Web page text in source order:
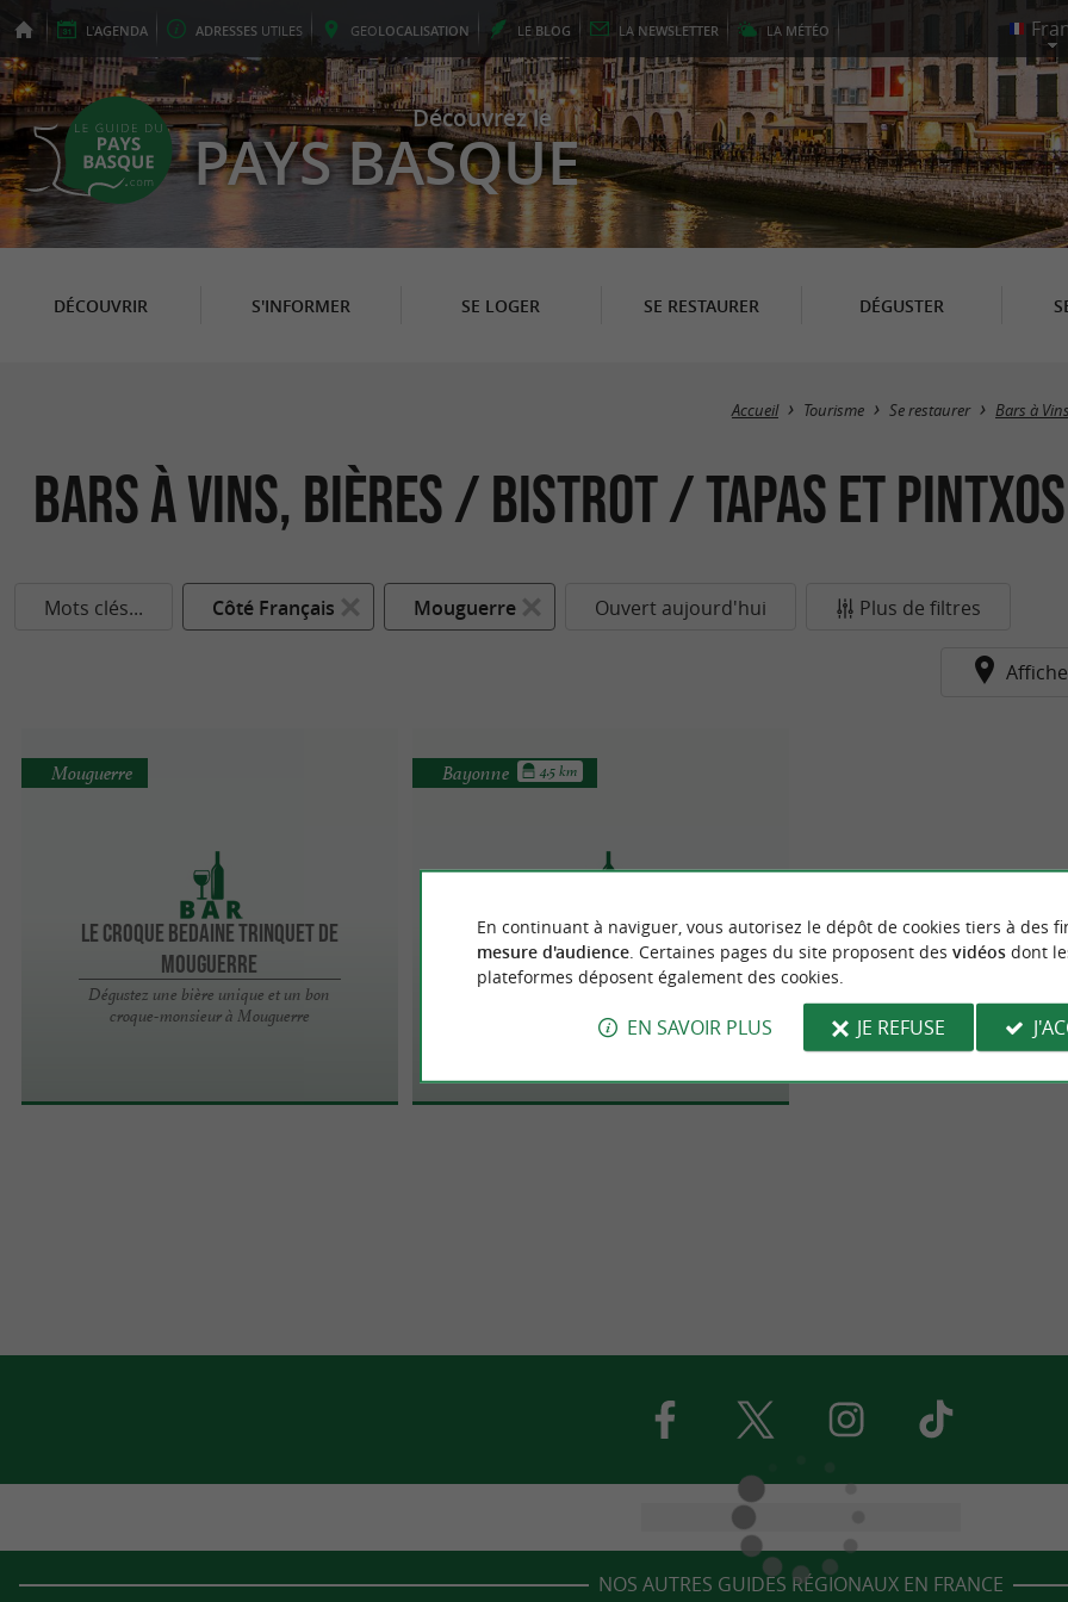
L'AGENDA ADRESSES UTILES GEOLOCALISATION LE BLOG LA NEWSLETTER LA MÉTÉO
Découvrez le
PAYS BASQUE
DÉCOUVRIR S'INFORMER SE LOGER SE RESTAURER DÉGUSTER
Accueil Tourisme Se restaurer Bars à
Bars à Vins, Bières / Bistrot / Tapas et
Mots clés... Côté Français Mouguerre Ouvert aujourd'hui Plus de filtres
Le Croque Bedaine Trinquet de
Mouguerre
Dégustez une bière unique et un bon
croque-monsieur à Mouguerre
Mouguerre
Le Napoléon
Bayonne 4.5 km
NOS AUTRES GUIDES RÉGIONAUX EN FRANCE
En continuant à naviguer, vous autorisez le dépôt de cookies tiers à des
mesure d'audience. Certaines pages du site proposent des vidéosdont
plateformes déposent également des cookies.
EN SAVOIR PLUS JE REFUSE